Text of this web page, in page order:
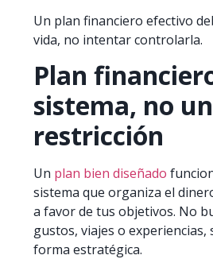
Un plan financiero efectivo
vida, no intentar controlarla.
Plan
sistema, no
restricción
Un plan bien diseñado
sistema que organiza el
a favor de tus objetivos. No
gustos, viajes o
forma estratégica.